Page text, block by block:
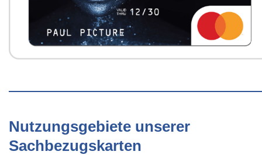
Nutzungsgebiete unserer
Sachbezugskarten